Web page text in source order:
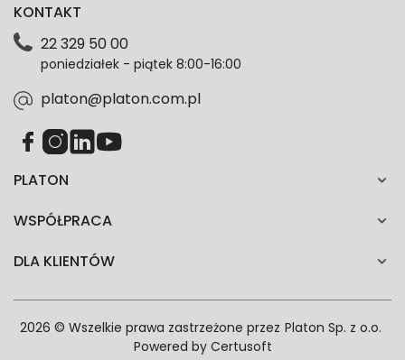
dotyczące danych osobowych znajdziesz w naszej
każdym czasie. Wycofanie zgody nie wpłynie na
zgodność z prawem przetwarzania dokonanego przed
PLATON
WSPÓŁPRACA
DLA KLIENTÓW
KONTAKT
22 329 50 00
poniedziałek - piątek 8:00-16:00
platon@platon.com.pl
2026 © Wszelkie prawa zastrzeżone przez Platon Sp. z o.o.
Powered by Certusoft